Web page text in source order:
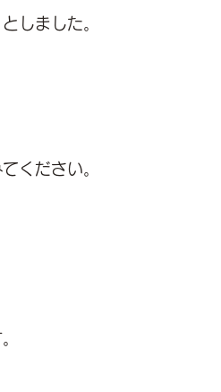
しました。
ください。